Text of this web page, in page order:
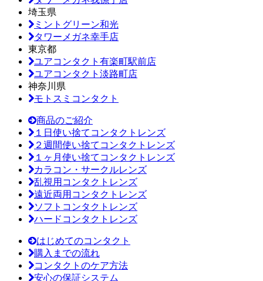
埼玉県
ミントグリーン和光
タワーメガネ幸手店
東京都
ユアコンタクト有楽町駅前店
ユアコンタクト淡路町店
神奈川県
モトスミコンタクト
商品のご紹介
１日使い捨てコンタクトレンズ
２週間使い捨てコンタクトレンズ
１ヶ月使い捨てコンタクトレンズ
カラコン・サークルレンズ
乱視用コンタクトレンズ
遠近両用コンタクトレンズ
ソフトコンタクトレンズ
ハードコンタクトレンズ
はじめてのコンタクト
購入までの流れ
コンタクトのケア方法
安心の保証システム